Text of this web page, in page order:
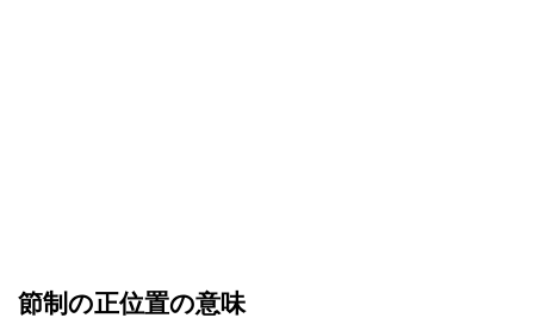
節制の正位置の意味